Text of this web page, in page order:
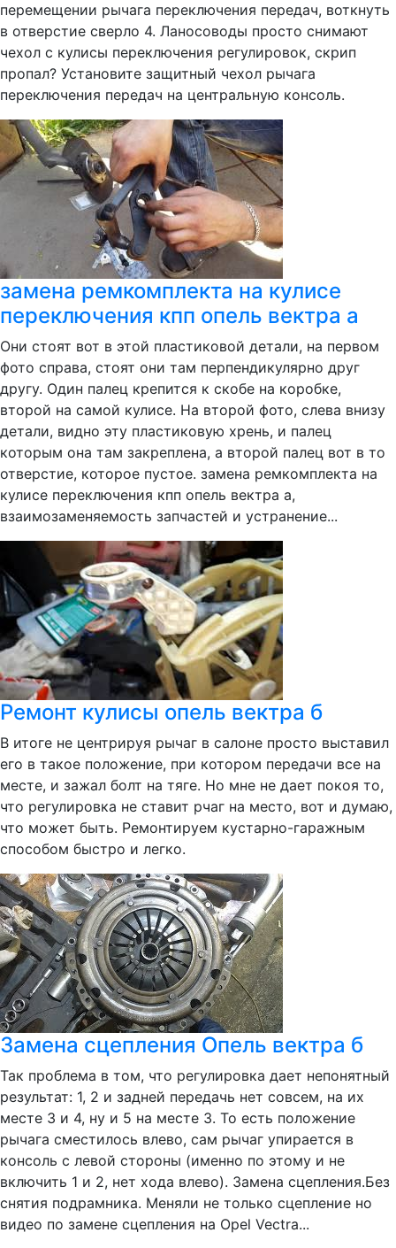
перемещении рычага переключения передач, воткнуть
в отверстие сверло 4. Ланосоводы просто снимают
чехол с кулисы переключения регулировок, скрип
пропал? Установите защитный чехол рычага
переключения передач на центральную консоль.
замена ремкомплекта на кулисе
переключения кпп опель вектра а
Они стоят вот в этой пластиковой детали, на первом
фото справа, стоят они там перпендикулярно друг
другу. Один палец крепится к скобе на коробке,
второй на самой кулисе. На второй фото, слева внизу
детали, видно эту пластиковую хрень, и палец
которым она там закреплена, а второй палец вот в то
отверстие, которое пустое. замена ремкомплекта на
кулисе переключения кпп опель вектра а,
взаимозаменяемость запчастей и устранение...
Ремонт кулисы опель вектра б
В итоге не центрируя рычаг в салоне просто выставил
его в такое положение, при котором передачи все на
месте, и зажал болт на тяге. Но мне не дает покоя то,
что регулировка не ставит рчаг на место, вот и думаю,
что может быть. Ремонтируем кустарно-гаражным
способом быстро и легко.
Замена сцепления Опель вектра б
Так проблема в том, что регулировка дает непонятный
результат: 1, 2 и задней передачь нет совсем, на их
месте 3 и 4, ну и 5 на месте 3. То есть положение
рычага сместилось влево, сам рычаг упирается в
консоль с левой стороны (именно по этому и не
включить 1 и 2, нет хода влево). Замена сцепления.Без
снятия подрамника. Меняли не только сцепление но
видео по замене сцепления на Opel Vectra...